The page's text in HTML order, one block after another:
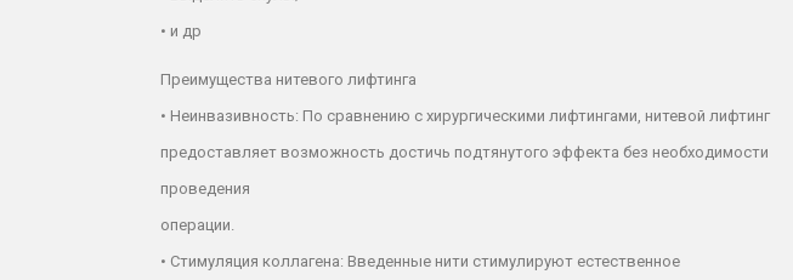
• и др
Преимущества нитевого лифтинга
• Неинвазивность: По сравнению с хирургическими лифтингами, нитевой лифтинг
предоставляет возможность достичь подтянутого эффекта без необходимости
проведения
операции.
• Стимуляция коллагена: Введенные нити стимулируют естественное